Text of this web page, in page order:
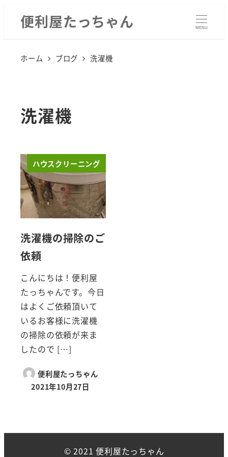
便利屋たっちゃん MENU
ホーム ブログ 洗濯機
洗濯機
ハウスクリーニング
洗濯機の掃除のご
依頼
こんにちは！便利屋
たっちゃんです。今日
はよくご依頼頂いて
いるお客様に洗濯機
の掃除の依頼が来ま
したので […]
便利屋たっちゃん
2021年10月27日
© 2021 便利屋たっちゃん